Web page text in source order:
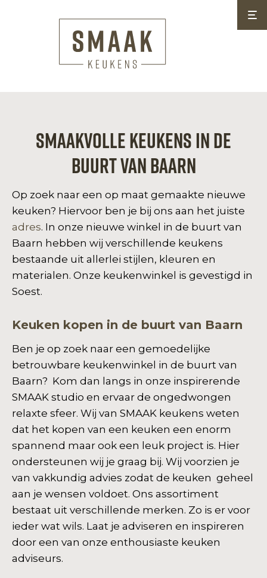
Smaakvolle Keukens in de
buurt van Baarn
Op zoek naar een op maat gemaakte nieuwe
keuken? Hiervoor ben je bij ons aan het juiste
adres. In onze nieuwe winkel in de buurt van
Baarn hebben wij verschillende keukens
bestaande uit allerlei stijlen, kleuren en
materialen. Onze keukenwinkel is gevestigd in
Soest.
Keuken kopen in de buurt van Baarn
Ben je op zoek naar een gemoedelijke
betrouwbare keukenwinkel in de buurt van
Baarn? Kom dan langs in onze inspirerende
SMAAK studio en ervaar de ongedwongen
relaxte sfeer. Wij van SMAAK keukens weten
dat het kopen van een keuken een enorm
spannend maar ook een leuk project is. Hier
ondersteunen wij je graag bij. Wij voorzien je
van vakkundig advies zodat de keuken geheel
aan je wensen voldoet. Ons assortiment
bestaat uit verschillende merken. Zo is er voor
ieder wat wils. Laat je adviseren en inspireren
door een van onze enthousiaste keuken
adviseurs.